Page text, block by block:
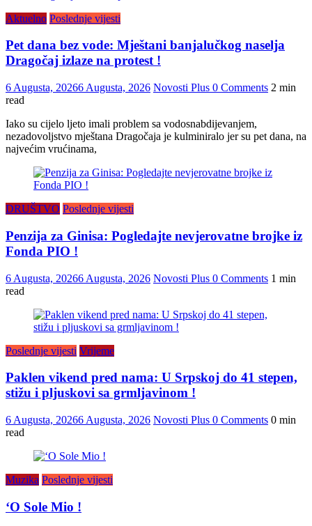
Aktuelno Poslednje vijesti
Pet dana bez vode: Mještani banjalučkog naselja
Dragočaj izlaze na protest !
6 Augusta, 20266 Augusta, 2026 Novosti Plus 0 Comments 2 min
read
Iako su cijelo ljeto imali problem sa vodosnabdijevanjem,
nezadovoljstvo mještana Dragočaja je kulminiralo jer su pet dana, na
najvećim vrućinama,
DRUŠTVO Poslednje vijesti
Penzija za Ginisa: Pogledajte nevjerovatne brojke iz
Fonda PIO !
6 Augusta, 20266 Augusta, 2026 Novosti Plus 0 Comments 1 min
read
Poslednje vijesti Vrijeme
Paklen vikend pred nama: U Srpskoj do 41 stepen,
stižu i pljuskovi sa grmljavinom !
6 Augusta, 20266 Augusta, 2026 Novosti Plus 0 Comments 0 min
read
Muzika Poslednje vijesti
‘O Sole Mio !